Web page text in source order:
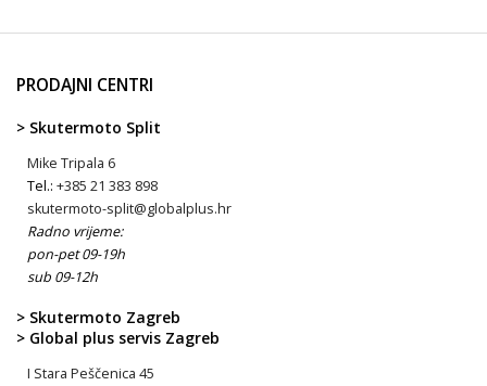
PRODAJNI CENTRI
> Skutermoto Split
Mike Tripala 6
Tel.: +385 21 383 898
skutermoto-split@globalplus.hr
Radno vrijeme:
pon-pet 09-19h
sub 09-12h
> Skutermoto Zagreb
> Global plus servis Zagreb
I Stara Peščenica 45